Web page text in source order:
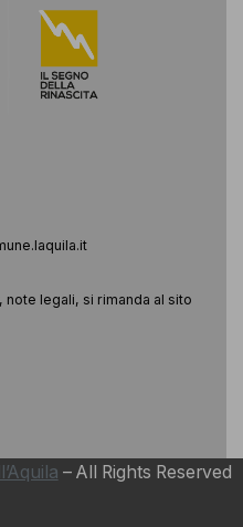
legali, si rimanda al sito
– All Rights Reserved